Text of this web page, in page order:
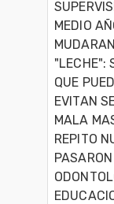
MEDIO
"LECHE":
QUE
EVITAN
MALA
REPITO